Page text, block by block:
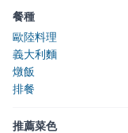
餐種
歐陸料理
義大利麵
燉飯
排餐
推薦菜色